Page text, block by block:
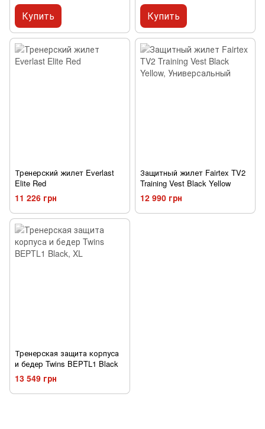
Купить Купить
Тренерский жилет Everlast
Elite Red
11 226 грн
Защитный жилет Fairtex TV2
Training Vest Black Yellow
12 990 грн
Тренерская защита корпуса
и бедер Twins BEPTL1 Black
13 549 грн